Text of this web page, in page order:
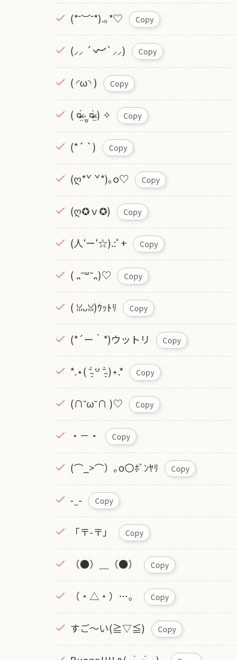
(*˘︶˘*).｡*♡ Copy
(⸝⸝ ´𐋣`⸝⸝) Copy
( ◜ω◝ ) Copy
( ¤̴̶̷̤́ ‧̫̮ ¤̴̶̷̤̀ ) ✧ Copy
(*´ `) Copy
(ღ*ˇ ˇ*)｡o♡ Copy
(ღ✪ｖ✪) Copy
(人‘ー‘☆).:ﾟ+ Copy
( ᎔˘꒳˘᎔)️♡ Copy
( ꈍᴗꈍ)ｳｯﾄﾘ Copy
(*´ー｀*)ウットリ Copy
*.⋆( ˘̴͈́ ꒵ ˘̴͈̀ )⋆.* Copy
(∩˘ω˘∩ )♡ Copy
・︎︎－・ Copy
(⌒_>⌒）｡o〇ﾎﾞﾝﾔﾘ Copy
֊ ̫ ֊ Copy
「〒-〒」 Copy
（●）＿（●） Copy
（・△・）…。 Copy
すご～い(⁠≧⁠▽⁠≦⁠) Copy